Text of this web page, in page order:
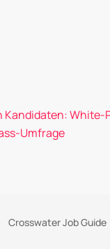
Kandidaten: White-
Umfrage
Crosswater Job Guide